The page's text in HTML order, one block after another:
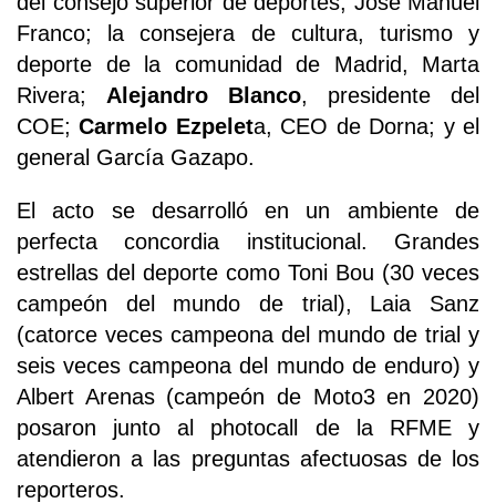
Franco; la consejera de cultura, turismo y
deporte de la comunidad de Madrid, Marta
Rivera; Alejandro Blanco, presidente del
COE;Carmelo Ezpeleta, CEO de Dorna; y el
general García Gazapo.
El acto se desarrolló en un ambiente de
perfecta concordia institucional. Grandes
estrellas del deporte como Toni Bou (30 veces
campeón del mundo de trial), Laia Sanz
(catorce veces campeona del mundo de trial y
seis veces campeona del mundo de enduro) y
Albert Arenas (campeón de Moto3 en 2020)
posaron junto al photocall de la RFME y
atendieron a las preguntas afectuosas de los
reporteros.